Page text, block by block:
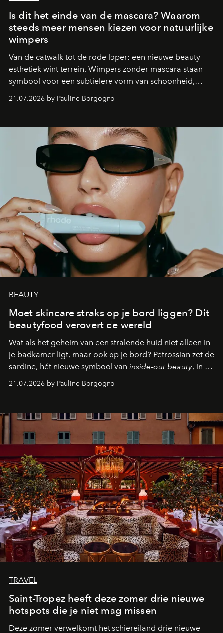
Is dit het einde van de mascara? Waarom
steeds meer mensen kiezen voor natuurlijke
wimpers
Van de catwalk tot de rode loper: een nieuwe beauty-
esthetiek wint terrein. Wimpers zonder mascara staan
symbool voor een subtielere vorm van schoonheid,
aan make-up.
21.07.2026 by Pauline Borgogno
BEAUTY
Moet skincare straks op je bord liggen? Dit
beautyfood verovert de wereld
Wat als het geheim van een stralende huid niet alleen in
je badkamer ligt, maar ook op je bord? Petrossian zet de
sardine, hét nieuwe symbool van inside-out beauty, in de
21.07.2026 by Pauline Borgogno
TRAVEL
Saint-Tropez heeft deze zomer drie nieuwe
hotspots die je niet mag missen
Deze zomer verwelkomt het schiereiland drie nieuwe